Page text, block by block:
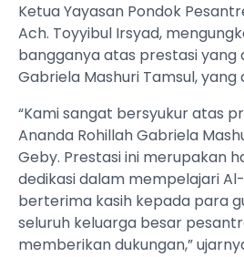
Ketua Yayasan Pondok
Ach. Toyyibul Irsyad,
bangganya atas prestasi yang
Gabriela Mashuri Tamsul,
“Kami sangat bersyukur atas
Ananda Rohillah Gabriela
Geby. Prestasi ini merupakan
dedikasi dalam mempelajari Al-
berterima kasih kepada para
seluruh keluarga besar
memberikan dukungan,”